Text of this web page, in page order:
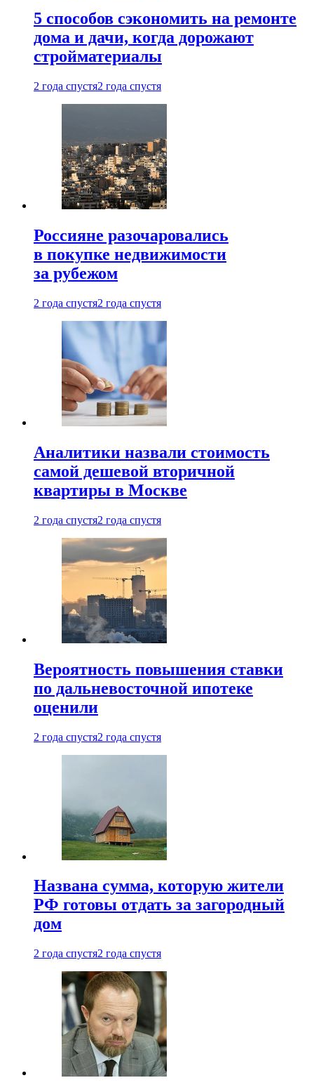
5 способов сэкономить на ремонте
дома и дачи, когда дорожают
стройматериалы
2 года спустя2 года спустя
Россияне разочаровались
в покупке недвижимости
за рубежом
2 года спустя2 года спустя
Аналитики назвали стоимость
самой дешевой вторичной
квартиры в Москве
2 года спустя2 года спустя
Вероятность повышения ставки
по дальневосточной ипотеке
оценили
2 года спустя2 года спустя
Названа сумма, которую жители
РФ готовы отдать за загородный
дом
2 года спустя2 года спустя